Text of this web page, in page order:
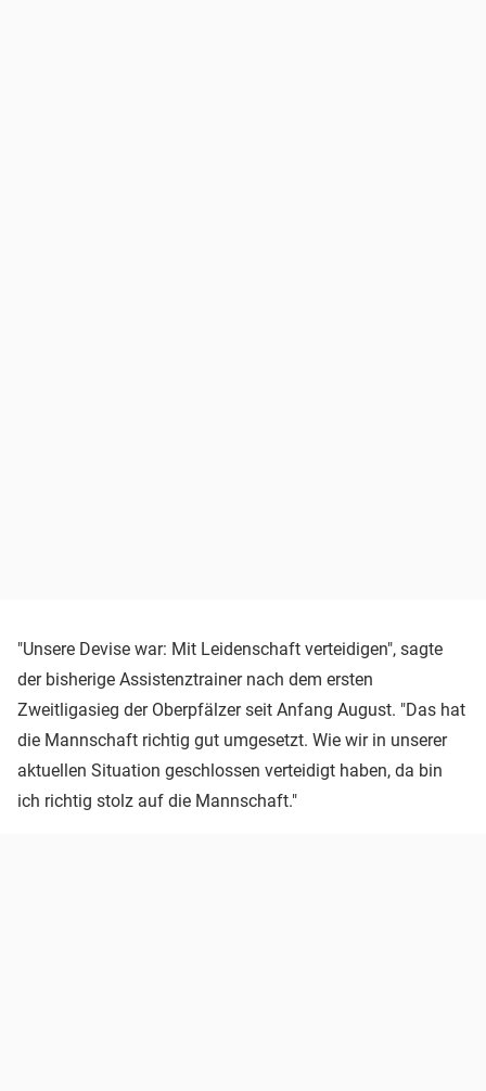
"Unsere Devise war: Mit Leidenschaft verteidigen", sagte
der bisherige Assistenztrainer nach dem ersten
Zweitligasieg der Oberpfälzer seit Anfang August. "Das hat
die Mannschaft richtig gut umgesetzt. Wie wir in unserer
aktuellen Situation geschlossen verteidigt haben, da bin
ich richtig stolz auf die Mannschaft."